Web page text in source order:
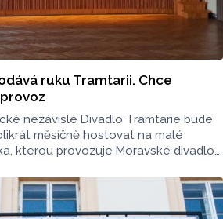
ruku Tramtarii. Chce
nezávislé Divadlo Tramtarie bude
měsíčně hostovat na malé
kterou provozuje Moravské divadlo
vymanit se z ekonomických